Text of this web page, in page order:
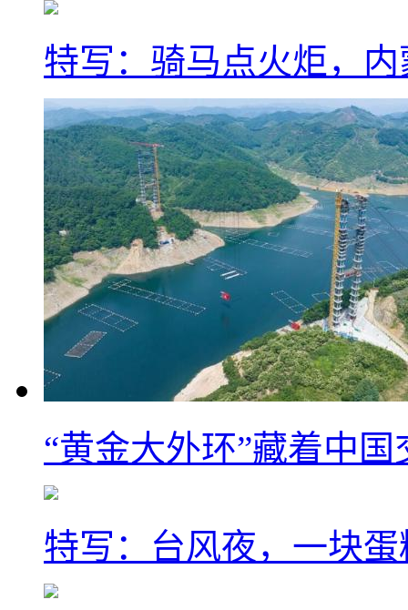
特写：骑马点火炬，
“黄金大外环”藏着中
特写：台风夜，一块